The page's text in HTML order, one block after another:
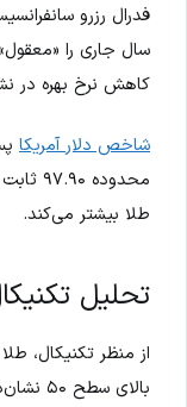
فدرال رزرو
سال جاری را
کاهش نرخ بهره در
شاخص دلار آمریکا
طلا بیشتر می‌کند.
تحلیل